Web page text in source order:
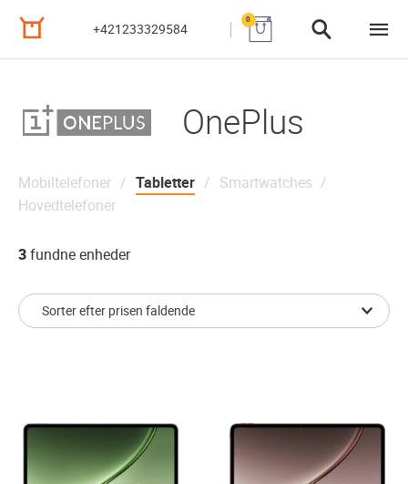
+421233329584
0
OnePlus
Mobiltelefoner Tabletter
Smartwatches
Hovedtelefoner
3 fundne enheder